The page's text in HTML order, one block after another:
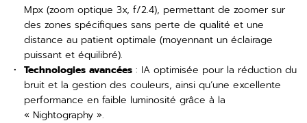
Mpx (zoom optique 3x, f/2.4), permettant de zoomer sur
des zones spécifiques sans perte de qualité et une
distance au patient optimale (moyennant un éclairage
puissant et équilibré).
Technologies avancées : IA optimisée pour la réduction du
bruit et la gestion des couleurs, ainsi qu’une excellente
performance en faible luminosité grâce à la
« Nightography ».